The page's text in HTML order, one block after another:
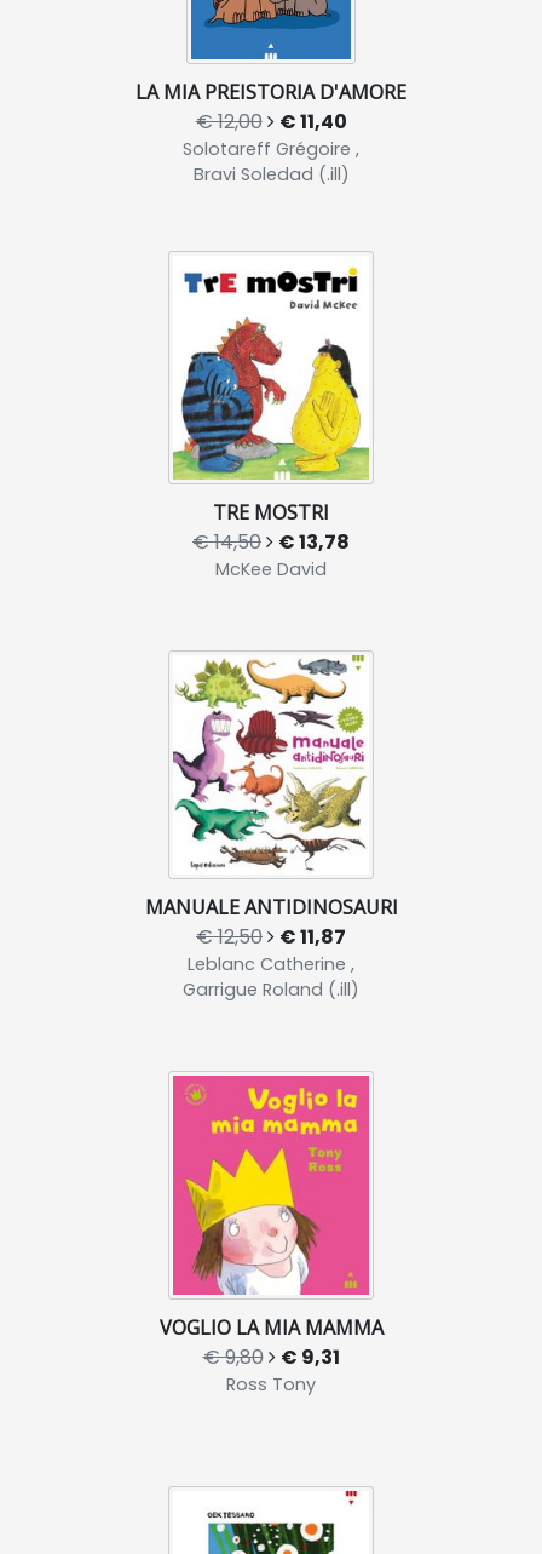
LA MIA PREISTORIA D'AMORE
€ 12,00 € 11,40
Solotareff Grégoire ,
Bravi Soledad (.ill)
TRE MOSTRI
€ 14,50 € 13,78
McKee David
MANUALE ANTIDINOSAURI
€ 12,50 € 11,87
Leblanc Catherine ,
Garrigue Roland (.ill)
VOGLIO LA MIA MAMMA
€ 9,80 € 9,31
Ross Tony